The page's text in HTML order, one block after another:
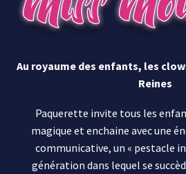
Au royaume des enfants, les
Reines
Paquerette invite tous les
magique et enchaine avec une
communicative, un « pestacle
génération dans lequel se